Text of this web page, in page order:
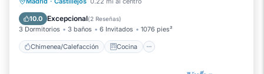
10.0 Excepcional(2 Reseñas)
3 Dormitorios 3 baños 6 Invitados 1076 pies²
Chimenea/Calefacción Cocina
Aire acondicionado